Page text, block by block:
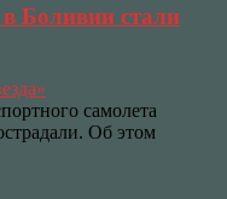
Боливии стали
самолета
Об этом